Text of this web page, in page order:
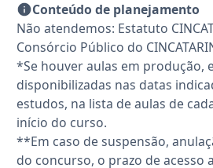
Conteúdo de planejamento
Não atendemos: Estatuto
Consórcio Público do
*Se houver aulas em produção,
disponibilizadas nas datas
estudos, na lista de aulas de
início do curso.
**Em caso de suspensão,
do concurso, o prazo de acesso